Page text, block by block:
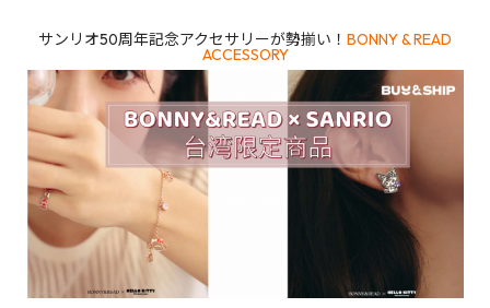
サンリオ50周年記念アクセサリーが勢揃い！ BONNY & READ
ACCESSORY